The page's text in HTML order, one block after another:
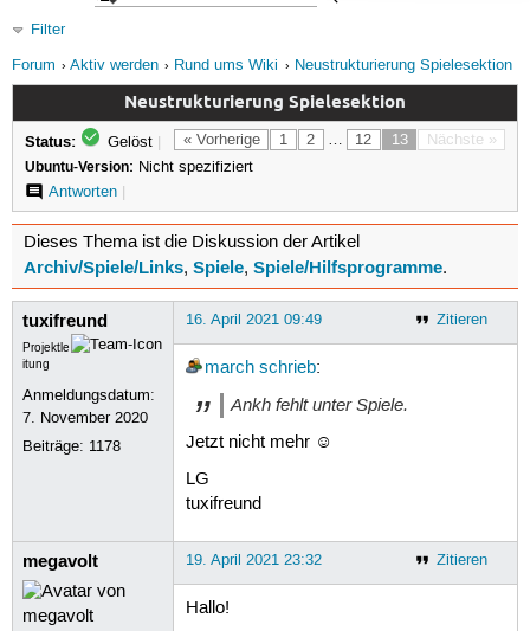
Filter
Forum
Aktiv werden Rund ums Wiki Neustrukturierung Spielesektion
Neustrukturierung Spielesektion
« Vorherige 1 2 … 12 13 Nächste »
Status: Gelöst |
Ubuntu-Version: Nicht spezifiziert
Antworten|
Dieses Thema ist die Diskussion der Artikel
Archiv/Spiele/Links, Spiele, Spiele/Hilfsprogramme.
tuxifreund
Projektle
itung
Anmeldungsdatum:
7. November 2020
Beiträge: 1178
Zitieren
16. April 2021 09:49
march schrieb:
Ankh fehlt unter Spiele.
Jetzt nicht mehr ☺
LG
tuxifreund
megavolt Zitieren
19. April 2021 23:32
Hallo!